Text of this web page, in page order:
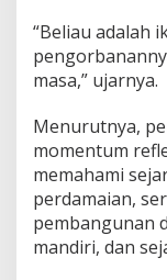
“Beliau adalah
masa,” ujarnya.
Menurutnya,
momentum
memahami
perdamaian,
pembangunan
mandiri, dan